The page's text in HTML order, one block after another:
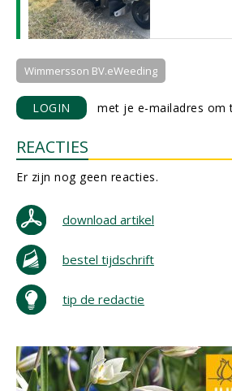
Wimmersson BV.eWeeding
LOGIN met je e-mailadres om
REACTIES
Er zijn nog geen reacties.
download artikel
bestel tijdschrift
tip de redactie